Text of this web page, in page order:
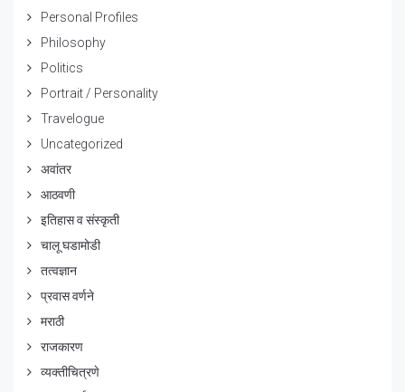
Personal Profiles
Philosophy
Politics
Portrait / Personality
Travelogue
Uncategorized
अवांतर
आठवणी
इतिहास व संस्कृती
चालू घडामोडी
तत्वज्ञान
प्रवास वर्णने
मराठी
राजकारण
व्यक्तीचित्रणे